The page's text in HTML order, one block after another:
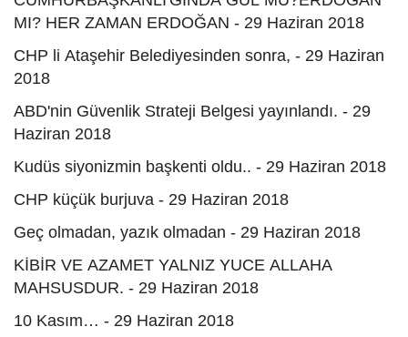
MI? HER ZAMAN ERDOĞAN - 29 Haziran 2018
CHP li Ataşehir Belediyesinden sonra, - 29 Haziran
2018
ABD'nin Güvenlik Strateji Belgesi yayınlandı. - 29
Haziran 2018
Kudüs siyonizmin başkenti oldu.. - 29 Haziran 2018
CHP küçük burjuva - 29 Haziran 2018
Geç olmadan, yazık olmadan - 29 Haziran 2018
KİBİR VE AZAMET YALNIZ YUCE ALLAHA
MAHSUSDUR. - 29 Haziran 2018
10 Kasım… - 29 Haziran 2018